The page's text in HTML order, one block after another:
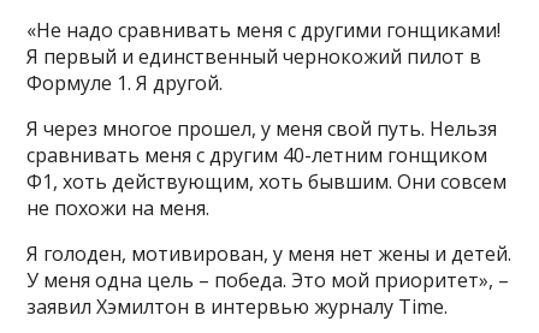
«Не надо сравнивать меня с другими гонщиками!
Я первый и единственный чернокожий пилот в
Формуле 1. Я другой.
Я через многое прошел, у меня свой путь. Нельзя
сравнивать меня с другим 40-летним гонщиком
Ф1, хоть действующим, хоть бывшим. Они совсем
не похожи на меня.
Я голоден, мотивирован, у меня нет жены и детей.
У меня одна цель – победа. Это мой приоритет», –
заявил Хэмилтон в интервью журналу Time.